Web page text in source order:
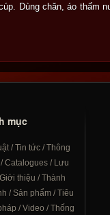
Dùng chăn, áo thấm
mục
/Tin tức/Thông
Catalogues/ Lưu
Giới thiệu /Thành
/Sản phẩm/Tiêu
/Video /Thống